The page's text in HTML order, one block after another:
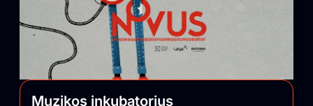
Muzikos inkubatorius